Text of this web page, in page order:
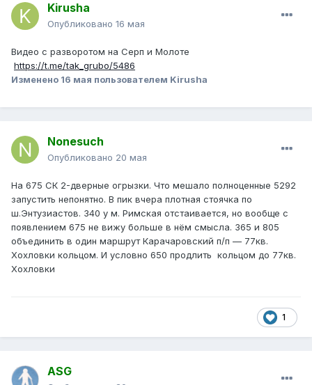
Kirusha
Опубликовано 16 мая
Видео с разворотом на Серп и Молоте
https://t.me/tak_grubo/5486
Изменено 16 мая пользователем Kirusha
Nonesuch
Опубликовано 20 мая
На 675 СК 2-дверные огрызки. Что мешало полноценные 5292
запустить непонятно. В пик вчера плотная стоячка по
ш.Энтузиастов. 340 у м. Римская отстаивается, но вообще с
появлением 675 не вижу больше в нём смысла. 365 и 805
объединить в один маршрут Карачаровский п/п — 77кв.
Хохловки кольцом. И условно 650 продлить кольцом до 77кв.
Хохловки
1
ASG